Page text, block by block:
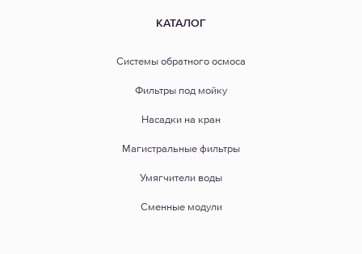
КАТАЛОГ
Системы обратного осмоса
Фильтры под мойку
Насадки на кран
Магистральные фильтры
Умягчители воды
Сменные модули